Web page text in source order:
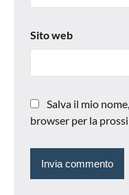
Sito web
Salva il mio
browser per la